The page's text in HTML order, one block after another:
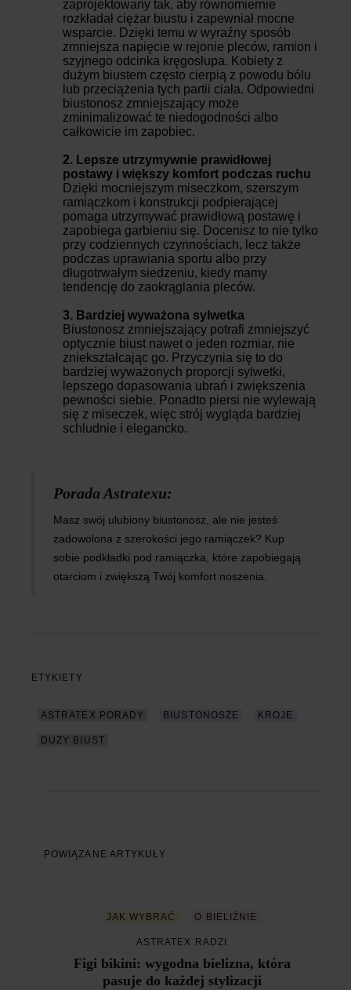
zaprojektowany tak, aby równomiernie
rozkładał ciężar biustu i zapewniał mocne
wsparcie. Dzięki temu w wyraźny sposób
zmniejsza napięcie w rejonie pleców, ramion i
szyjnego odcinka kręgosłupa. Kobiety z
dużym biustem często cierpią z powodu bólu
lub przeciążenia tych partii ciała. Odpowiedni
biustonosz zmniejszający może
zminimalizować te niedogodności albo
całkowicie im zapobiec.
2. Lepsze utrzymywnie prawidłowej
postawy i większy komfort podczas ruchu
Dzięki mocniejszym miseczkom, szerszym
ramiączkom i konstrukcji podpierającej
pomaga utrzymywać prawidłową postawę i
zapobiega garbieniu się. Docenisz to nie tylko
przy codziennych czynnościach, lecz także
podczas uprawiania sportu albo przy
długotrwałym siedzeniu, kiedy mamy
tendencję do zaokrąglania pleców.
3. Bardziej wyważona sylwetka
Biustonosz zmniejszający potrafi zmniejszyć
optycznie biust nawet o jeden rozmiar, nie
zniekształcając go. Przyczynia się to do
bardziej wyważonych proporcji sylwetki,
lepszego dopasowania ubrań i zwiększenia
pewności siebie. Ponadto piersi nie wylewają
się z miseczek, więc strój wygląda bardziej
schludnie i elegancko.
Porada Astratexu:
Masz swój ulubiony biustonosz, ale nie jesteś
zadowolona z szerokości jego ramiączek? Kup
sobie podkładki pod ramiączka, które zapobiegają
otarciom i zwiększą Twój komfort noszenia.
ETYKIETY
ASTRATEX PORADY BIUSTONOSZE KROJE
DUŻY BIUST
POWIĄZANE ARTYKUŁY
JAK WYBRAĆ O BIELIŹNIE
ASTRATEX RADZI
Figi bikini: wygodna bielizna, która
pasuje do każdej stylizacji